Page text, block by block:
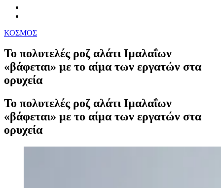
ΚΟΣΜΟΣ
Το πολυτελές ροζ αλάτι Ιμαλαΐων
«βάφεται» με το αίμα των εργατών στα
ορυχεία
Το πολυτελές ροζ αλάτι Ιμαλαΐων
«βάφεται» με το αίμα των εργατών στα
ορυχεία